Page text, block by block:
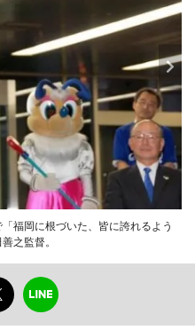
福岡に根づいた、皆に誇れるよう
之監督。